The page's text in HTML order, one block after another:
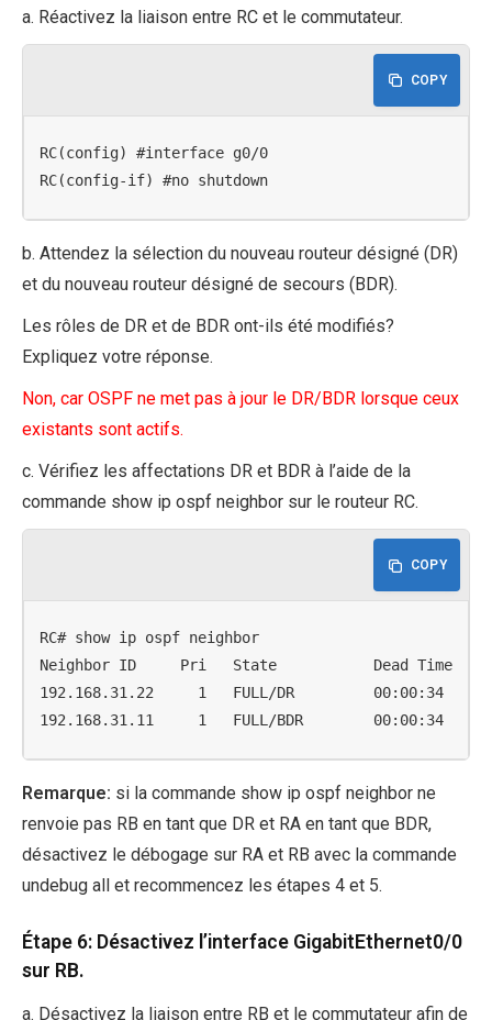
a. Réactivez la liaison entre RC et le commutateur.
COPY
RC(config) #interface g0/0
RC(config-if) #no shutdown
b. Attendez la sélection du nouveau routeur désigné (DR)
et du nouveau routeur désigné de secours (BDR).
Les rôles de DR et de BDR ont-ils été modifiés?
Expliquez votre réponse.
Non, car OSPF ne met pas à jour le DR/BDR lorsque ceux
existants sont actifs.
c. Vérifiez les affectations DR et BDR à l’aide de la
commande show ip ospf neighbor sur le routeur RC.
COPY
RC# show ip ospf neighbor
Neighbor ID     Pri   State           Dead Time
192.168.31.22     1   FULL/DR         00:00:34
192.168.31.11     1   FULL/BDR        00:00:34
Remarque: si la commande show ip ospf neighbor ne
renvoie pas RB en tant que DR et RA en tant que BDR,
désactivez le débogage sur RA et RB avec la commande
undebug all et recommencez les étapes 4 et 5.
Étape 6: Désactivez l’interface GigabitEthernet0/0
sur RB.
a. Désactivez la liaison entre RB et le commutateur afin de